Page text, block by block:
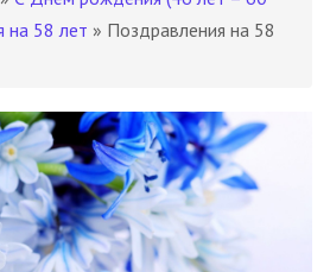
на 58 лет » Поздравления на 58